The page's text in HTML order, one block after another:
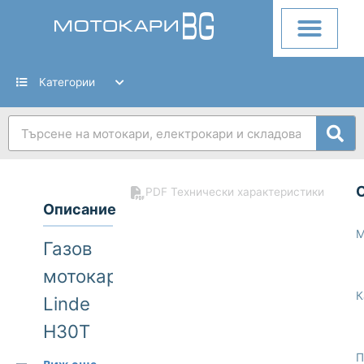
Категории
Описание
Газов
мотокар
Linde
H30T
393
PDF Технически характеристики